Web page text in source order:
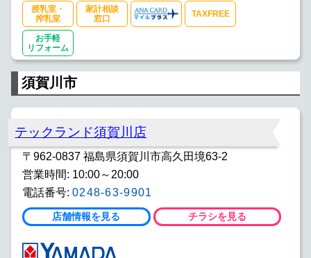
授乳室・
搾乳室
家計相談
窓口
TAXFREE
お手軽
リフォーム
須賀川市
テックランド須賀川店
〒962-0837 福島県須賀川市高久田境63-2
営業時間: 10:00～20:00
電話番号: 0248-63-9901
店舗情報を見る チラシを見る